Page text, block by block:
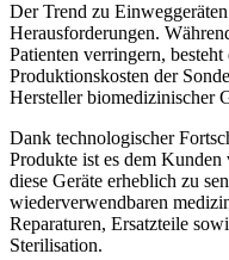
Der Trend zu
Herausforderungen.
Patienten verringern,
Produktionskosten der
Hersteller biomedizinischer
Dank technologischer
Produkte ist es dem
diese Geräte erheblich zu
wiederverwendbaren
Reparaturen, Ersatzteile
Sterilisation.